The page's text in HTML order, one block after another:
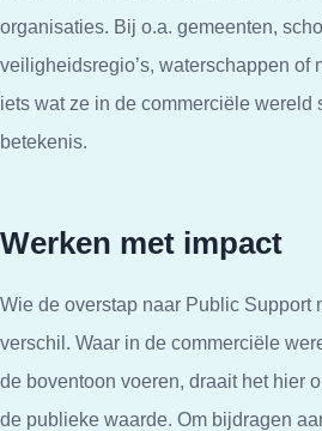
organisaties. Bij o.a. gemeenten,
veiligheidsregio’s, waterschappen of
iets wat ze in de commerciële wereld
betekenis.
Werken met impact
Wie de overstap naar Public Support
verschil. Waar in de commerciële
de boventoon voeren, draait het hier
de publieke waarde. Om bijdragen